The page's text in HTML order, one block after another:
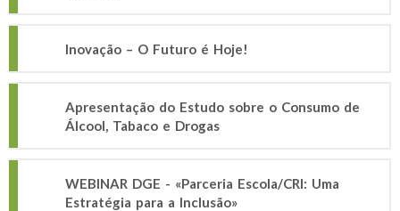
Inovação – O Futuro é Hoje!
Apresentação do Estudo sobre o Consumo de
Álcool, Tabaco e Drogas
WEBINAR DGE - «Parceria Escola/CRI: Uma
Estratégia para a Inclusão»